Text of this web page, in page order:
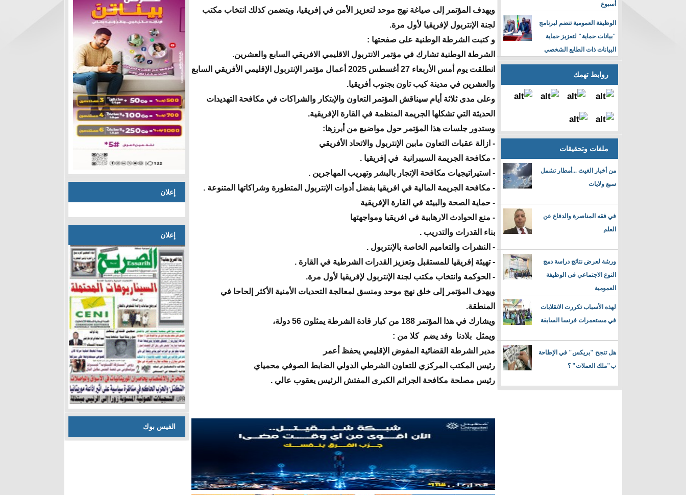
أسبوع
الوظيفة العمومية تنضم لبرنامج
"بيانات-حماية" لتعزيز حماية
البيانات ذات الطابع الشخصي
روابط تهمك
ملفات وتحقيقات
من أخبار الغيث ...أمطار تشمل
سبع ولايات
في فقه المناصرة والدفاع عن
العلم
ورشة لعرض نتائج دراسة دمج
النوع الاجتماعي فى الوظيفة
العمومية
لهذه الأسباب تكررت الانقلابات
في مستعمرات فرنسا السابقة
هل تنجح "بريكس" في الإطاحة
ب"ملك العملات" ؟
ويهدف المؤتمر إلى صياغة نهج موحد لتعزيز الأمن في إفريقيا، ويتضمن كذلك انتخاب مكتب
لجنة الإنتربول لإفريقيا لأول مرة.
و كتبت الشرطة الوطنية على صفحتها :
الشرطة الوطنية تشارك في مؤتمر الانتربول الاقليمي الافريقي السابع والعشرين.
انطلقت يوم أمس الأربعاء 27 أغسطس 2025 أعمال مؤتمر الإنتربول الإقليمي الأفريقي السابع
والعشرين في مدينة كيب تاون بجنوب أفريقيا.
وعلى مدى ثلاثة أيام سيناقش المؤتمر التعاون والإبتكار والشراكات في مكافحة التهديدات
الحديثة التي تشكلها الجريمة المنظمة في القارة الإفريقية.
وستدور جلسات هذا المؤتمر حول مواضيع من أبرزها:
- ازالة عقبات التعاون مابين الإنتربول والاتحاد الأفريقي
- مكافحة الجريمة السيبرانية في إفريقيا .
- استيراتيجيات مكافحة الإتجار بالبشر وتهريب المهاجرين .
- مكافحة الجريمة المالية في افريقيا بفضل أدوات الإنتربول المتطورة وشراكاتها المتنوعة .
- حماية الصحة والبيئة في القارة الإفريقية
- منع الحوادث الارهابية في افريقيا ومواجهتها
بناء القدرات والتدريب .
- النشرات والتعاميم الخاصة بالإنتربول .
- تهيئة إفريقيا للمستقبل وتعزيز القدرات الشرطية في القارة .
- الحوكمة وانتخاب مكتب لجنة الإنتربول لإفريقيا لأول مرة.
ويهدف المؤتمر إلى خلق نهج موحد ومنسق لمعالجة التحديات الأمنية الأكثر إلحاحا في
المنطقة.
ويشارك في هذا المؤتمر 188 من كبار قادة الشرطة يمثلون 56 دولة،
ويمثل بلادنا وفد يضم كلا من :
مدير الشرطة القضائية المفوض الإقليمي يحفظ أعمر
رئيس المكتب المركزي للتعاون الشرطي الدولي الضابط الصوفي محمياي
رئيس مصلحة مكافحة الجرائم الكبرى المفتش الرئيس يعقوب عالي .
إعلان
إعلان
الفيس بوك